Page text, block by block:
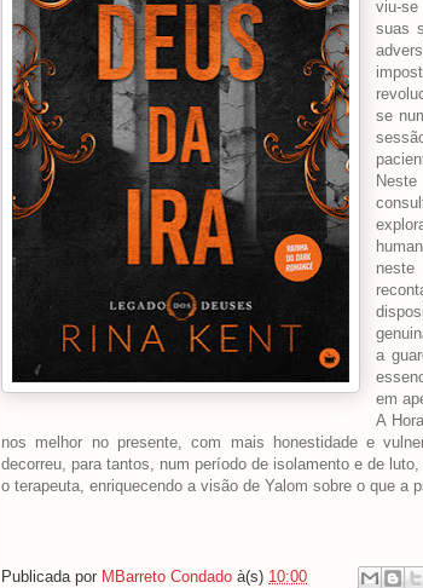
viu-
suas
se
a
em
A
nos melhor no presente, com mais honestidade e
decorreu, para tantos, num período de isolamento e de
o terapeuta, enriquecendo a visão de Yalom sobre o que a
Publicada por MBarreto Condado à(s) 10:00